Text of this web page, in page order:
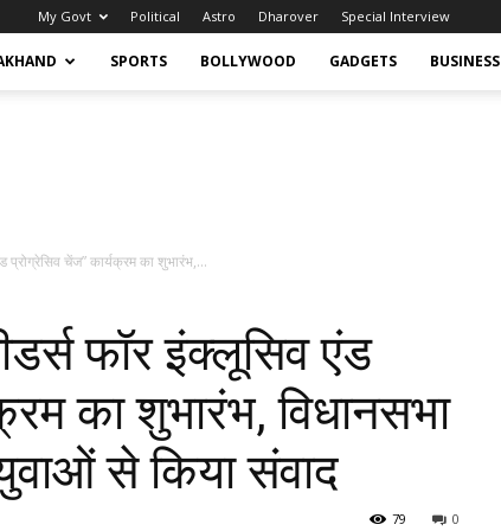
My Govt Political Astro Dharover Special Interview
SPORTS BOLLYWOOD GADGETS BUSINESS
प्रोग्रेसिव चेंज” कार्यक्रम का शुभारंभ,...
फॉर इंक्लूसिव एंड
का शुभारंभ, विधानसभा
से किया संवाद
0
79